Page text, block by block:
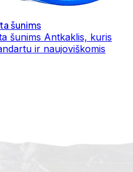
šunims
šunims Antkaklis, kuris
ir naujoviškomis